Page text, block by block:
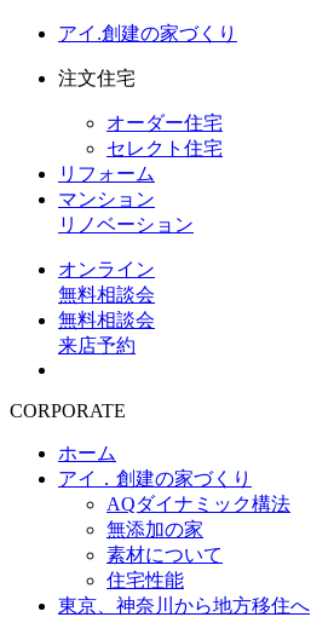
アイ.創建の家づくり
注文住宅
オーダー住宅
セレクト住宅
リフォーム
マンション
リノベーション
オンライン
無料相談会
無料相談会
来店予約
CORPORATE
ホーム
アイ．創建の家づくり
AQダイナミック構法
無添加の家
素材について
住宅性能
東京、神奈川から地方移住へ